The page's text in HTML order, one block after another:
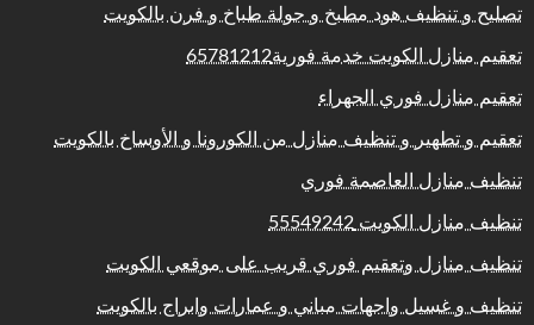
تصليح و تنظيف هود مطبخ و جولة طباخ و فرن بالكويت
تعقيم منازل الكويت خدمة فورية65781212
تعقيم منازل فوري الجهراء
تعقيم و تطهير و تنظيف منازل من الكورونا و الأوساخ بالكويت
تنظيف منازل العاصمة فوري
تنظيف منازل الكويت 55549242
تنظيف منازل وتعقيم فوري قريب على موقعي الكويت
تنظيف و غسيل واجهات مباني و عمارات وابراج بالكويت